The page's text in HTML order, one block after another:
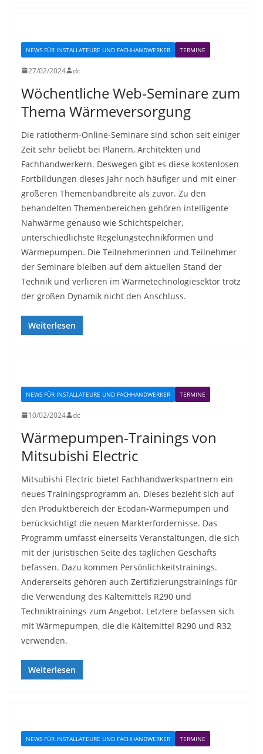
NEWS FÜR INSTALLATEURE UND FACHHANDWERKER TERMINE
27/02/2024 dc
Wöchentliche Web-Seminare zum
Thema Wärmeversorgung
Die ratiotherm-Online-Seminare sind schon seit einiger
Zeit sehr beliebt bei Planern, Architekten und
Fachhandwerkern. Deswegen gibt es diese kostenlosen
Fortbildungen dieses Jahr noch häufiger und mit einer
größeren Themenbandbreite als zuvor. Zu den
behandelten Themenbereichen gehören intelligente
Nahwärme genauso wie Schichtspeicher,
unterschiedlichste Regelungstechnikformen und
Wärmepumpen. Die Teilnehmerinnen und Teilnehmer
der Seminare bleiben auf dem aktuellen Stand der
Technik und verlieren im Wärmetechnologiesektor trotz
der großen Dynamik nicht den Anschluss.
Weiterlesen
NEWS FÜR INSTALLATEURE UND FACHHANDWERKER TERMINE
10/02/2024 dc
Wärmepumpen-Trainings von
Mitsubishi Electric
Mitsubishi Electric bietet Fachhandwerkspartnern ein
neues Trainingsprogramm an. Dieses bezieht sich auf
den Produktbereich der Ecodan-Wärmepumpen und
berücksichtigt die neuen Markterfordernisse. Das
Programm umfasst einerseits Veranstaltungen, die sich
mit der juristischen Seite des täglichen Geschäfts
befassen. Dazu kommen Persönlichkeitstrainings.
Andererseits gehören auch Zertifizierungstrainings für
die Verwendung des Kältemittels R290 und
Techniktrainings zum Angebot. Letztere befassen sich
mit Wärmepumpen, die die Kältemittel R290 und R32
verwenden.
Weiterlesen
NEWS FÜR INSTALLATEURE UND FACHHANDWERKER TERMINE